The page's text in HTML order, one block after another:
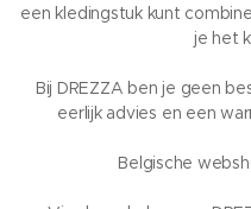
een kledingstuk kunt
je het
Bij DREZZA ben je geen
eerlijk advies en een
Belgische